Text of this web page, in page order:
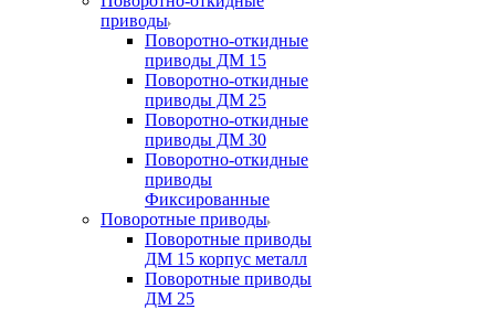
приводы
Поворотно-откидные
приводы ДМ 15
Поворотно-откидные
приводы ДМ 25
Поворотно-откидные
приводы ДМ 30
Поворотно-откидные
приводы
Фиксированные
Поворотные приводы
Поворотные приводы
ДМ 15 корпус металл
Поворотные приводы
ДМ 25